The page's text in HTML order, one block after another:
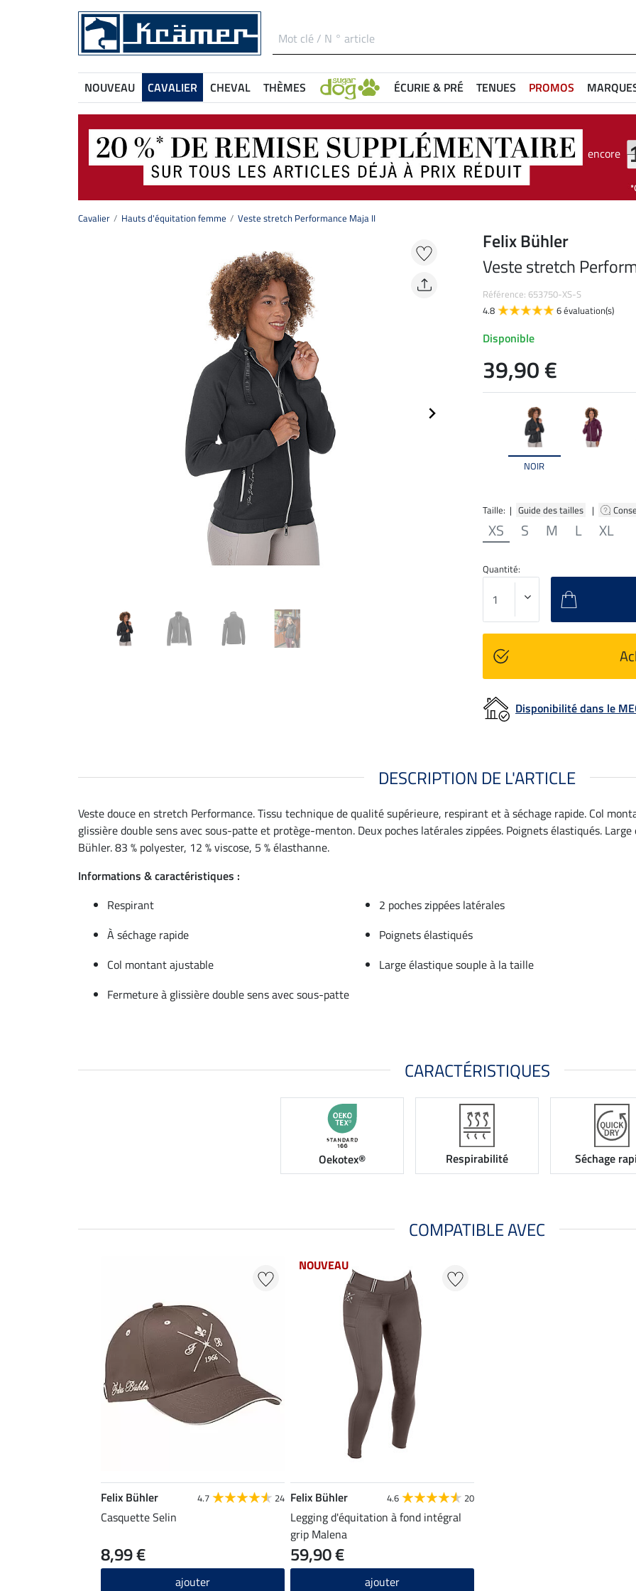
NOUVEAU CAVALIER CHEVAL THÈMES ÉCURIE & PRÉ TENUES PROMOS
encore
Cavalier Hauts d'équitation femme Veste stretch Performance Maja II
NOIR
Taille: | Guide des tailles |
XS S M L XL
Felix Bühler
Veste stretch
Référence: 653750-XS-S
4.8
6 évaluation(s)
Disponible
39,90 €
Quantité:
Disponibilité dans le
DESCRIPTION DE L'ARTICLE
Veste douce en stretch Performance. Tissu technique de qualité supérieure, respirant et à séchage rapide. Col
glissière double sens avec sous-patte et protège-menton. Deux poches latérales zippées. Poignets élastiqués.
Bühler. 83 % polyester, 12 % viscose, 5 % élasthanne.
Informations & caractéristiques :
Respirant
2 poches zippées latérales
À séchage rapide
Poignets élastiqués
Col montant ajustable
Large élastique souple à la taille
Fermeture à glissière double sens avec sous-patte
CARACTÉRISTIQUES
Oekotex® Respirabilité Séchage
COMPATIBLE AVEC
Felix Bühler 4.7 24
Casquette Selin
8,99 €
ajouter
NOUVEAU
Felix Bühler 4.6 20
Legging d'équitation à fond intégral
grip Malena
59,90 €
ajouter